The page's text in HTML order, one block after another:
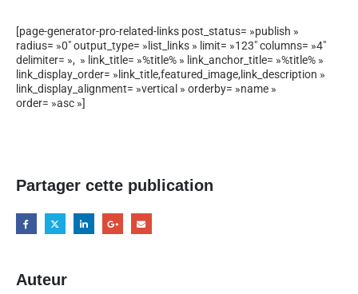
[page-generator-pro-related-links post_status= »publish »
radius= »0″ output_type= »list_links » limit= »123″ columns= »4″
delimiter= », » link_title= »%title% » link_anchor_title= »%title% »
link_display_order= »link_title,featured_image,link_description »
link_display_alignment= »vertical » orderby= »name »
order= »asc »]
Partager cette publication
Auteur